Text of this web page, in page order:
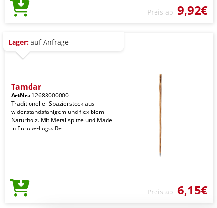
Preis ab 9,92€
Lager: auf Anfrage
Tamdar
ArtNr.: 12688000000
Traditioneller Spazierstock aus
widerstandsfähigem und flexiblem
Naturholz. Mit Metallspitze und Made
in Europe-Logo. Re
Preis ab 6,15€